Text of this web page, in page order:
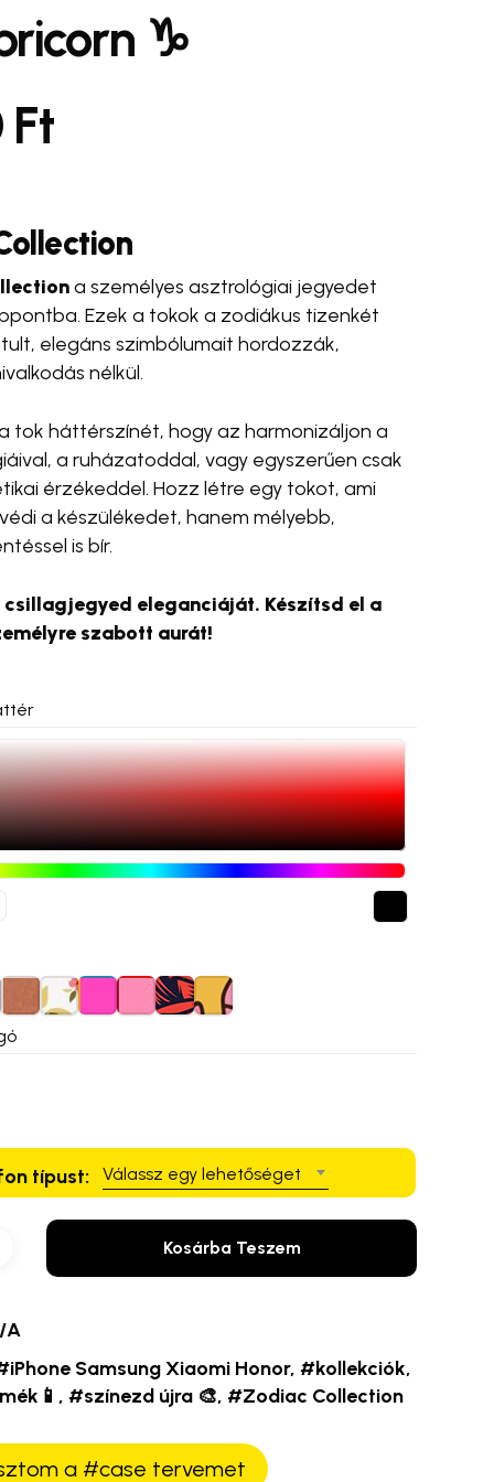
Bottle 💧✨
♑️
Ft
a személyes asztrológiai jegyedet
Ezek a tokok a zodiákus tizenkét
elegáns szimbólumait hordozzák,
nélkül.
tok háttérszínét, hogy az harmonizáljon a
a ruházatoddal, vagy egyszerűen csak
érzékeddel. Hozz létre egy tokot, ami
a készülékedet, hanem mélyebb,
is bír.
csillagjegyed eleganciáját. Készítsd el a
szabott aurát!
típust: Válassz egy lehetőséget
Kosárba Teszem
A
Samsung Xiaomi Honor,#kollekciók,
,#színezd újra 🎨,#Zodiac Collection
a #case tervemet